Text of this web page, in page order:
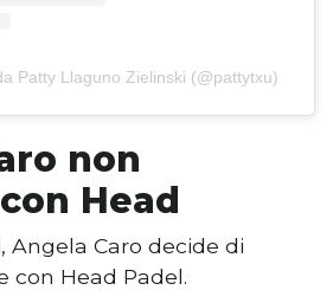
Patty Llaguno Zielinski (@pattytxu)
non
Head
Angela Caro decide di
con Head Padel.